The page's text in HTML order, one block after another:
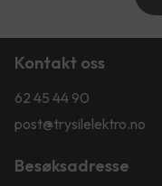
Kontakt oss
62 45 44 90
post@trysilelektro.no
Besøksadresse